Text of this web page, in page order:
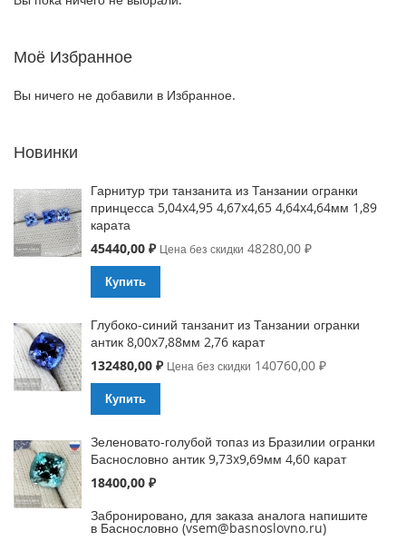
Моё Избранное
Вы ничего не добавили в Избранное.
Новинки
Гарнитур три танзанита из Танзании огранки
принцесса 5,04x4,95 4,67x4,65 4,64x4,64мм 1,89
карата
Special
45440,00 ₽ Цена без скидки 48280,00 ₽
Купить
Глубоко-синий танзанит из Танзании огранки
антик 8,00x7,88мм 2,76 карат
Special
132480,00 ₽ Цена без скидки 140760,00 ₽
Купить
Зеленовато-голубой топаз из Бразилии огранки
Баснословно антик 9,73x9,69мм 4,60 карат
18400,00 ₽
Забронировано, для заказа аналога напишите
в Баснословно (vsem@basnoslovno.ru)